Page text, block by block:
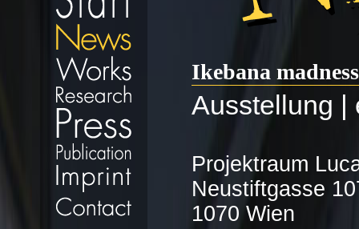
Ikebana madness
Ausstellung |
Projektraum
Neustiftgasse
1070 Wien